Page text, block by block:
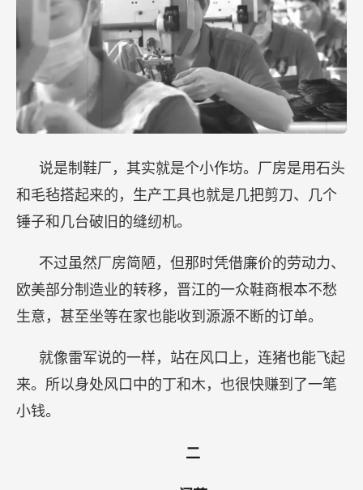
说是制鞋厂，其实就是个小作坊。厂房是用石头
和毛毡搭起来的，生产工具也就是几把剪刀、几个
锤子和几台破旧的缝纫机。
不过虽然厂房简陋，但那时凭借廉价的劳动力、
欧美部分制造业的转移，晋江的一众鞋商根本不愁
生意，甚至坐等在家也能收到源源不断的订单。
就像雷军说的一样，站在风口上，连猪也能飞起
来。所以身处风口中的丁和木，也很快赚到了一笔
小钱。
二